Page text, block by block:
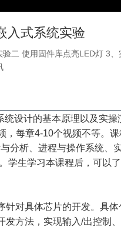
入式系统实验
二 使用固件库点亮LED灯 3
统设计的基本原理以及实
，每章4-10个视频不等。
分析、进程与操作系统、
学生学习本课程后，可以
针对具体芯片的开发。具
发方法，实现输入/出控制